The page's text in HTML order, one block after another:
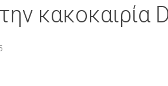
κακοκαιρία